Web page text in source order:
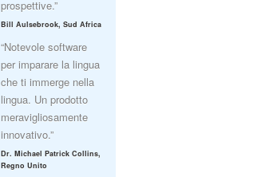
prospettive.”
Bill Aulsebrook, Sud Africa
“Notevole software
per imparare la lingua
che ti immerge nella
lingua. Un prodotto
meravigliosamente
innovativo.”
Dr. Michael Patrick Collins,
Regno Unito